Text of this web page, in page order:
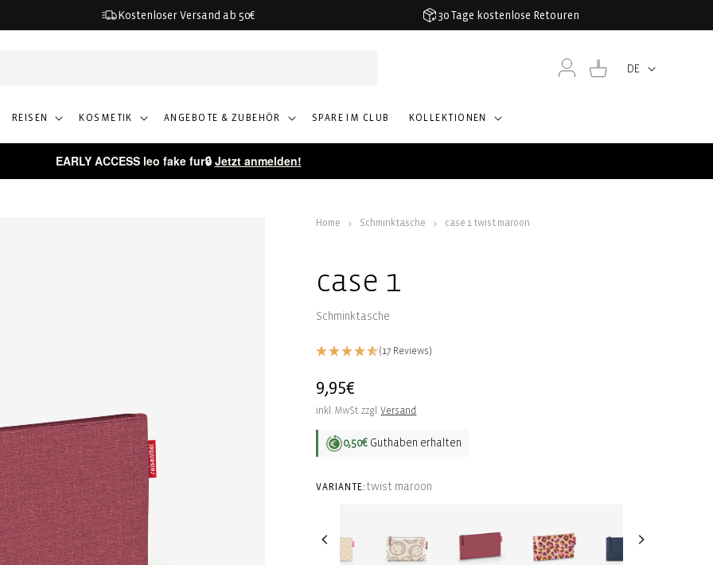
Kostenloser Versand ab 50€ 30 Tage kostenlose Retouren
REISEN KOSMETIK ANGEBOTE & ZUBEHÖR SPARE IM CLUB KOLLEKTIONEN
Sprache
DE
Einloggen
Warenkorb
EARLY ACCESS leo fake fur🔒 Jetzt anmelden!
Home Schminktasche case 1 twist maroon
case 1
Schminktasche
(17 Reviews)
Normaler
Preis
9,95€
inkl. MwSt. zzgl.Versand
0,50€ Guthaben erhalten
VARIANTE: twist maroon